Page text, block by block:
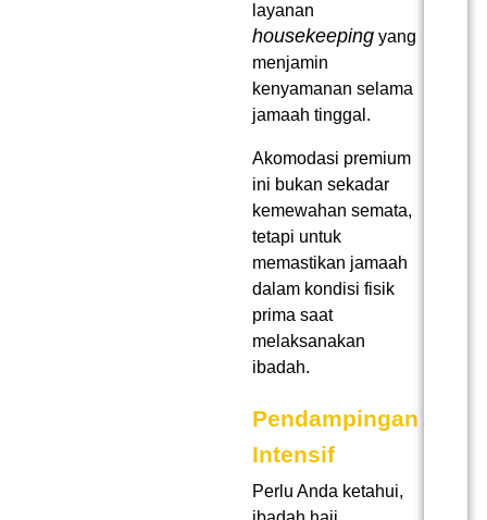
layanan
housekeepingyang
menjamin
kenyamanan selama
jamaah tinggal.
Akomodasi premium
ini bukan sekadar
kemewahan semata,
tetapi untuk
memastikan jamaah
dalam kondisi fisik
prima saat
melaksanakan
ibadah.
Pendampingan
Intensif
Perlu Anda ketahui,